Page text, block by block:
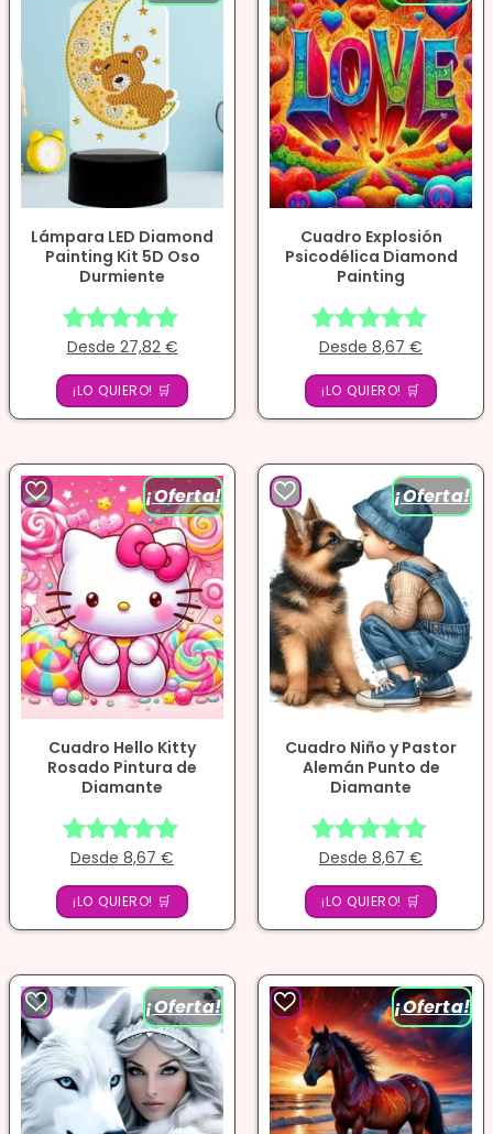
Lámpara LED Diamond
Painting Kit 5D Oso
Durmiente
Valorado
con
4.93
de 5
Desde 27,82 €
¡LO QUIERO! 🛒
Cuadro Explosión
Psicodélica Diamond
Painting
Valorado
con
4.86
de 5
Desde 8,67 €
¡LO QUIERO! 🛒
¡Oferta!
Cuadro Hello Kitty
Rosado Pintura de
Diamante
Valorado
con
4.86
de 5
Desde 8,67 €
¡LO QUIERO! 🛒
¡Oferta!
Cuadro Niño y Pastor
Alemán Punto de
Diamante
Valorado
con
4.71
de 5
Desde 8,67 €
¡LO QUIERO! 🛒
¡Oferta! ¡Oferta!